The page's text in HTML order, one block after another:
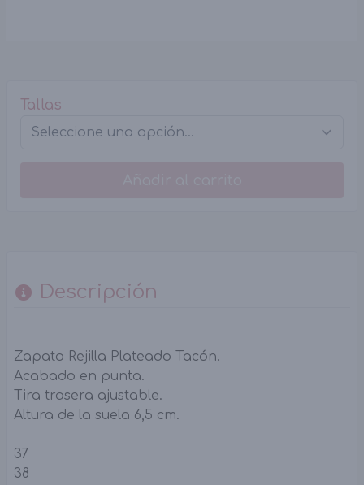
Tallas
Descripción
Zapato Rejilla Plateado Tacón.
Acabado en punta.
Tira trasera ajustable.
Altura de la suela 6,5 cm.
37
38